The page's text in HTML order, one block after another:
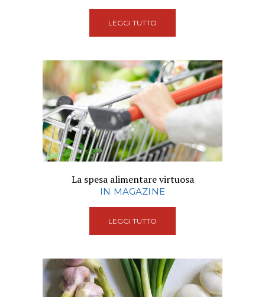
LEGGI TUTTO
La spesa alimentare virtuosa
IN MAGAZINE
LEGGI TUTTO